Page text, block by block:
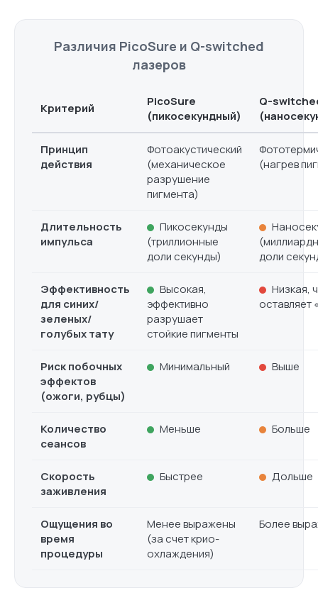
Различия PicoSure и Q-switched
лазеров
Критерий
PicoSure
(пикосекундный)
Q-
Принцип
действия
Фотоакустический
(механическое
разрушение
пигмента)
(нагрев
Длительность
импульса
Пикосекунды
(триллионные
доли секунды)
доли
Эффективность
для синих/
зеленых/
голубых тату
Высокая,
эффективно
разрушает
стойкие пигменты
Низкая,
оставляет
Риск побочных
эффектов
(ожоги, рубцы)
Минимальный Выше
Количество
сеансов
Меньше Больше
Скорость
заживления
Быстрее Дольше
Ощущения во
время
процедуры
Менее выражены
(за счет крио-
охлаждения)
Более